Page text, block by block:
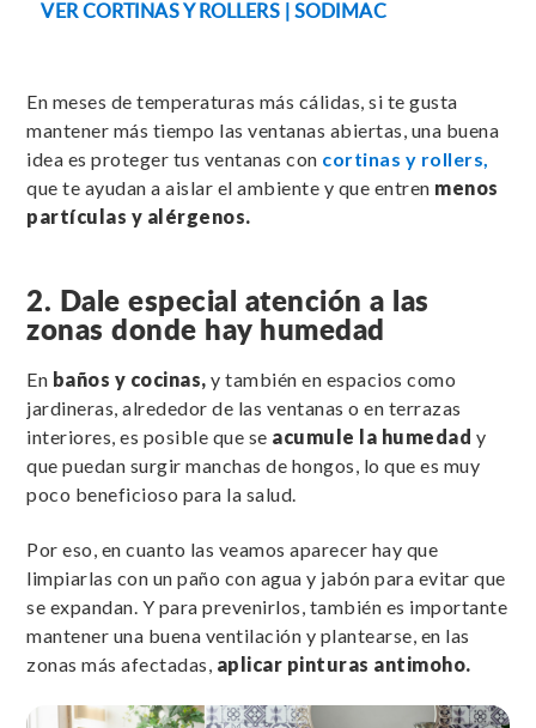
VER CORTINAS Y ROLLERS | SODIMAC
En meses de temperaturas más cálidas, si te gusta
mantener más tiempo las ventanas abiertas, una buena
idea es proteger tus ventanas con cortinas y rollers,
que te ayudan a aislar el ambiente y que entren menos
partículas y alérgenos.
2. Dale especial atención a las
zonas donde hay humedad
En baños y cocinas, y también en espacios como
jardineras, alrededor de las ventanas o en terrazas
interiores, es posible que se acumule la humedad y
que puedan surgir manchas de hongos, lo que es muy
poco beneficioso para la salud.
Por eso, en cuanto las veamos aparecer hay que
limpiarlas con un paño con agua y jabón para evitar que
se expandan. Y para prevenirlos, también es importante
mantener una buena ventilación y plantearse, en las
zonas más afectadas, aplicar pinturas antimoho.